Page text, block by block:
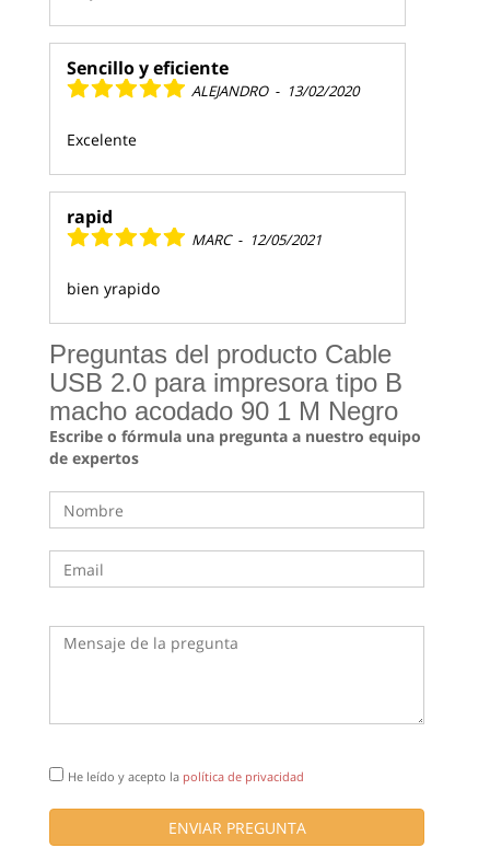
Sencillo y eficiente
ALEJANDRO - 13/02/2020
Excelente
rapid
MARC - 12/05/2021
bien yrapido
Preguntas del producto Cable
USB 2.0 para impresora tipo B
macho acodado 90 1 M Negro
Escribe o fórmula una pregunta a nuestro equipo
de expertos
He leído y acepto la política de privacidad
ENVIAR PREGUNTA